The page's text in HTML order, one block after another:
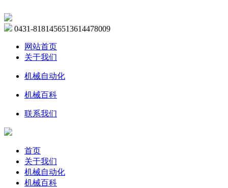
0431-8181456513614478009
网站首页
关于我们
机械自动化
机械百科
联系我们
首页
关于我们
机械自动化
机械百科